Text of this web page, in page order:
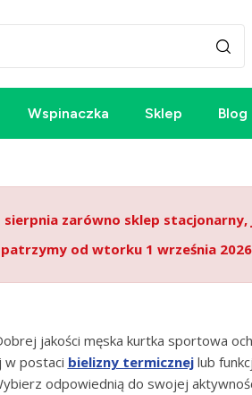
Wspinaczka Sklep Blog
sierpnia zarówno sklep
od wtorku 1 września 2026
jakości męska kurtka sportowa
w postaci bielizny termicznejlub
odpowiednią do swojej